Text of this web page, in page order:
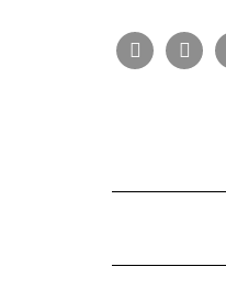
FOLLOW
US
FACEBOOKTWITTER